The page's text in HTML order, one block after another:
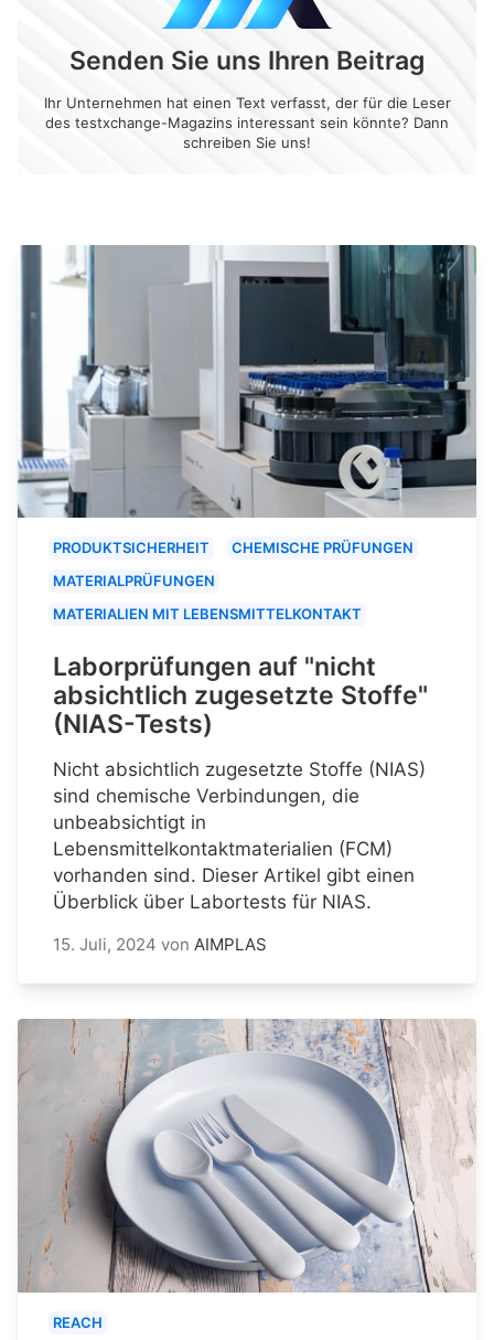
Senden Sie uns Ihren Beitrag
Ihr Unternehmen hat einen Text verfasst, der für die Leser
des testxchange-Magazins interessant sein könnte? Dann
schreiben Sie uns!
PRODUKTSICHERHEIT
CHEMISCHE PRÜFUNGEN
MATERIALPRÜFUNGEN
MATERIALIEN MIT LEBENSMITTELKONTAKT
Laborprüfungen auf "nicht
absichtlich zugesetzte Stoffe"
(NIAS-Tests)
Nicht absichtlich zugesetzte Stoffe (NIAS)
sind chemische Verbindungen, die
unbeabsichtigt in
Lebensmittelkontaktmaterialien (FCM)
vorhanden sind. Dieser Artikel gibt einen
Überblick über Labortests für NIAS.
15. Juli, 2024 von AIMPLAS
REACH